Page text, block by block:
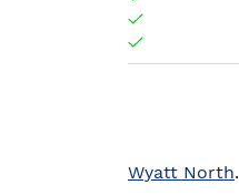
Wyatt North.